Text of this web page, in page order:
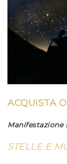
ACQUISTA
Manifestazione
STELLE E